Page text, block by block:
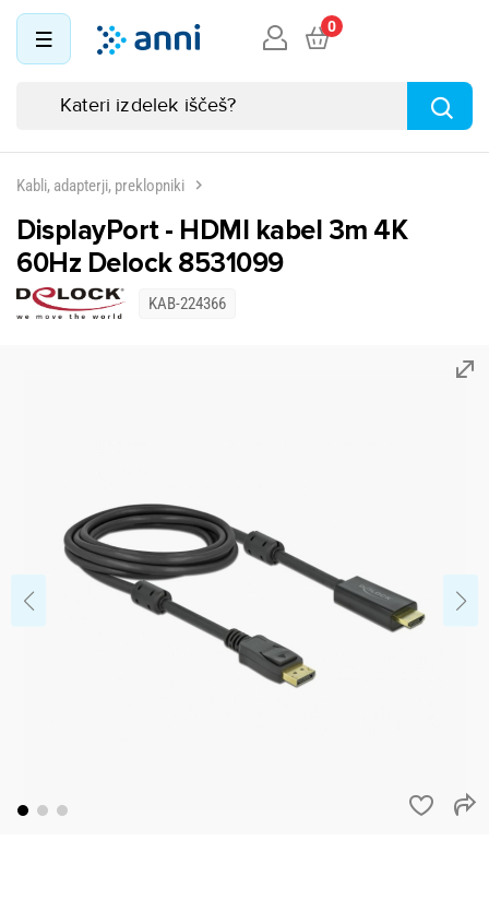
0
Kabli, adapterji, preklopniki
DisplayPort - HDMI kabel 3m 4K
60Hz Delock 8531099
KAB-224366